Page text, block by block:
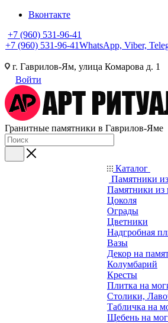
Вконтакте
+7 (960) 531-96-41
+7 (960) 531-96-41WhatsApp, Viber,
г. Гаврилов-Ям, улица Комарова д. 1
Войти
Гранитные памятники в Гаврилов-Яме
Каталог
Памятники
Памятники из
Цоколя
Ограды
Цветники
Надгробная
Вазы
Декор на
Колумбарий
Кресты
Плитка на
Столики,
Табличка на
Щебень на